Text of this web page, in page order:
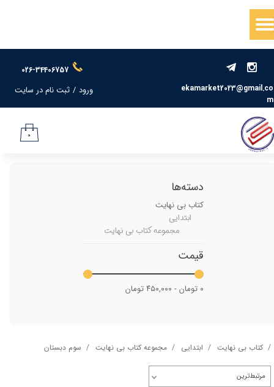
026-34406757
ekamarket2023@gmail.co
m
ورود / ثبت نام در سایت
حساب کاربری من
سفارشات
خروج از حساب کاربری
۰
کتاب بی نهایت ابتدایی مجموعه کتاب بی نهایت سوم دبستان
مرتبط‌ترین
دسته‌ها
کتاب بی نهایت
ابتدایی
مجموعه کتاب بی نهایت
قیمت
۰ تومان - ۴۵۰,۰۰۰ تومان